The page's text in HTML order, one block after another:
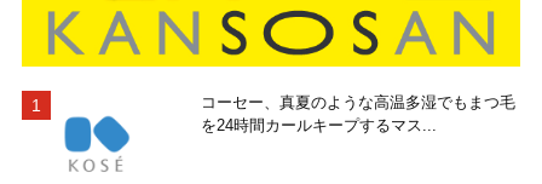
コーセー、真夏のような高温多湿でもまつ毛
を24時間カールキープするマス...